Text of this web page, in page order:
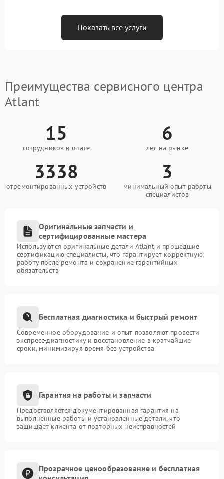
Показать все услуги
Преимущества сервисного центра
Atlant
15
сотрудников в штате
6
лет на рынке
3338
отремонтированных устройств
3
минимальный опыт работы
специалистов
Оригинальные запчасти и
сертифицированные мастера
Используются оригинальные детали Atlant и прошедшие
сертификацию специалисты, что гарантирует корректную
работу после ремонта и сохранение гарантийных
обязательств
Бесплатная диагностика и быстрый ремонт
Современное оборудование и опыт позволяют провести
экспресс-диагностику и восстановление в кратчайшие
сроки, минимизируя время без устройства
Гарантия на работы и запчасти
Предоставляется документированная гарантия на
выполненные работы и установленные детали, что
защищает клиента от повторных неисправностей
Прозрачное ценообразование и бесплатная